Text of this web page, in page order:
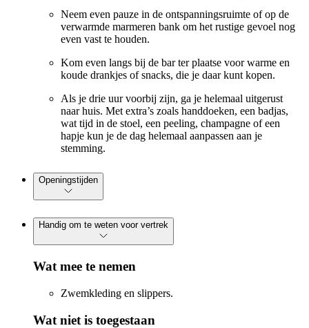
Neem even pauze in de ontspanningsruimte of op de
verwarmde marmeren bank om het rustige gevoel nog
even vast te houden.
Kom even langs bij de bar ter plaatse voor warme en
koude drankjes of snacks, die je daar kunt kopen.
Als je drie uur voorbij zijn, ga je helemaal uitgerust
naar huis. Met extra’s zoals handdoeken, een badjas,
wat tijd in de stoel, een peeling, champagne of een
hapje kun je de dag helemaal aanpassen aan je
stemming.
Openingstijden
Handig om te weten voor vertrek
Wat mee te nemen
Zwemkleding en slippers.
Wat niet is toegestaan